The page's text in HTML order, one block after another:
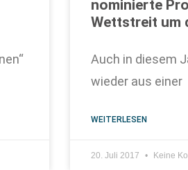
nominierte
Wettstreit um
Auch in diesem
wieder aus einer
WEITERLESEN
20. Juli 2017 Keine